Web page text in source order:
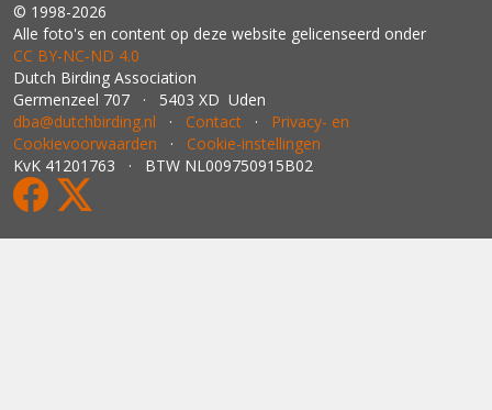
© 1998-2026
Alle foto's en content op deze website gelicenseerd onder
CC BY‑NC‑ND 4.0
Dutch Birding Association
Germenzeel 707 · 5403 XD Uden
dba@dutchbirding.nl · Contact · Privacy- en
Cookievoorwaarden · Cookie-instellingen
KvK 41201763 · BTW NL009750915B02